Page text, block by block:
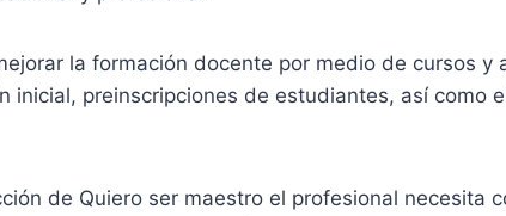
la formación docente por medio de cursos y
preinscripciones de estudiantes, así como
de Quiero ser maestro el profesional necesita